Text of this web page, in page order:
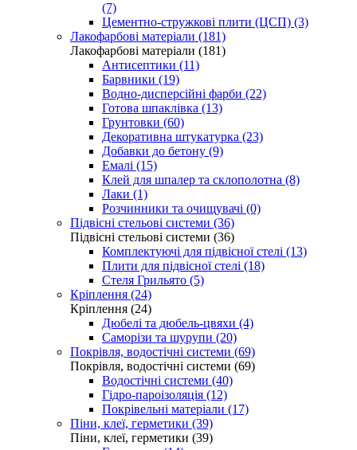
(7)
Цементно-стружкові плити (ЦСП) (3)
Лакофарбові матеріали (181)
Лакофарбові матеріали (181)
Антисептики (11)
Барвники (19)
Водно-дисперсійні фарби (22)
Готова шпаклівка (13)
Грунтовки (60)
Декоративна штукатурка (23)
Добавки до бетону (9)
Емалі (15)
Клей для шпалер та склополотна (8)
Лаки (1)
Розчинники та очищувачі (0)
Підвісні стельові системи (36)
Підвісні стельові системи (36)
Комплектуючі для підвісної стелі (13)
Плити для підвісної стелі (18)
Стеля Грильято (5)
Кріплення (24)
Кріплення (24)
Дюбелі та дюбель-цвяхи (4)
Саморізи та шурупи (20)
Покрівля, водостічні системи (69)
Покрівля, водостічні системи (69)
Водостічні системи (40)
Гідро-пароізоляція (12)
Покрівельні матеріали (17)
Піни, клеї, герметики (39)
Піни, клеї, герметики (39)